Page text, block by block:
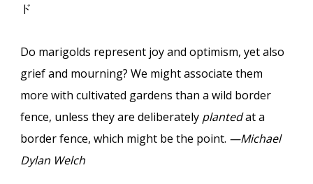
ド
Do marigolds represent joy and optimism, yet also
grief and mourning? We might associate them
more with cultivated gardens than a wild border
fence, unless they are deliberately plantedat a
border fence, which might be the point. —Michael
Dylan Welch